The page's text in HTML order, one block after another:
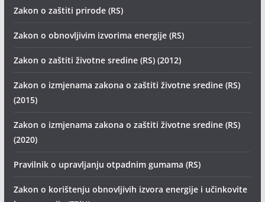
Zakon o zaštiti prirode (RS)
Zakon o obnovljivim izvorima energije (RS)
Zakon o zaštiti životne sredine (RS) (2012)
Zakon o izmjenama zakona o zaštiti životne sredine (RS)
(2015)
Zakon o izmjenama zakona o zaštiti životne sredine (RS)
(2020)
Pravilnik o upravljanju otpadnim gumama (RS)
Zakon o korištenju obnovljivih izvora energije i učinkovite